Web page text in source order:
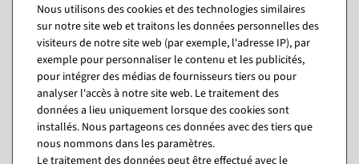
Décor à suspendre "Tigre"
larg. 80 cm
Étagères décoratives en
bois 3 pièces, 50 cm, 65 cm,
70 cm de haut
Nous utilisons des cookies et des technologies similaires
sur notre site web et traitons les données personnelles des
visiteurs de notre site web (par exemple, l'adresse IP), par
exemple pour personnaliser le contenu et les publicités,
pour intégrer des médias de fournisseurs tiers ou pour
analyser l'accès à notre site web. Le traitement des
données a lieu uniquement lorsque des cookies sont
installés. Nous partageons ces données avec des tiers que
nous nommons dans les paramètres.
Le traitement des données peut être effectué avec le